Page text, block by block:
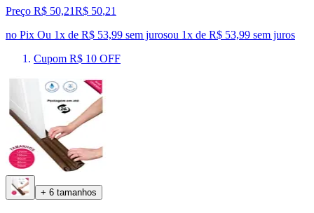
Preço R$ 50,21R$ 50,21
no Pix Ou 1x de R$ 53,99 sem jurosou 1x de R$ 53,99 sem juros
Cupom R$ 10 OFF
+ 6 tamanhos